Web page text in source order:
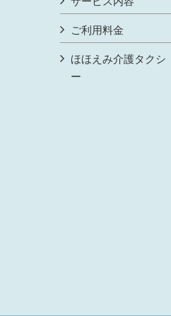
ご利用料金
ほほえみ介護タクシ
ー